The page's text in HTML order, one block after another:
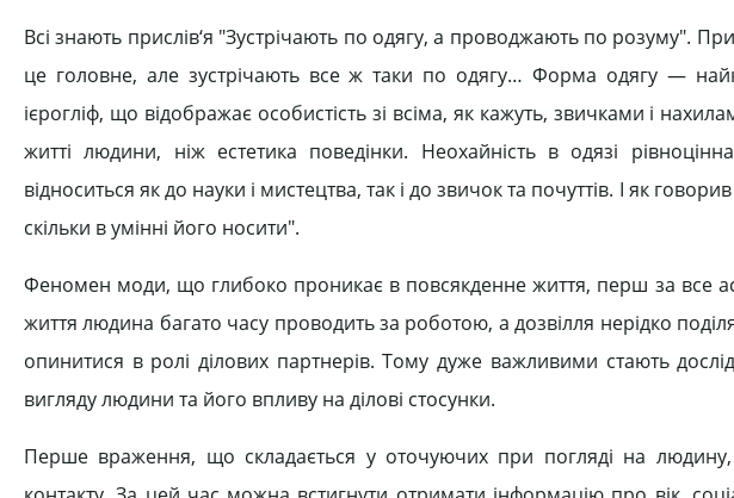
Bci знають прислів‘я "Зустрічають по одягу, а проводжають по розуму".
це головне, але зустрічають все ж таки по одягу… Форма одягу —
ієрогліф, що відображає особистість зі всіма, як кажуть, звичками i
житті людини, ніж естетика поведінки. Неохайність в одязі
відноситься як до науки i мистецтва, так i до звичок та почуттів. I як
скільки в умінні його носити".
Феномен моди, що глибоко проникає в повсякденне життя, перш за все
життя людина багато часу проводить за роботою, а дозвілля нерідко
опинитися в ролі ділових партнерів. Тому дуже важливими стають
вигляду людини та його впливу на ділові стосунки.
Перше враження, що складається у оточуючих при погляді на